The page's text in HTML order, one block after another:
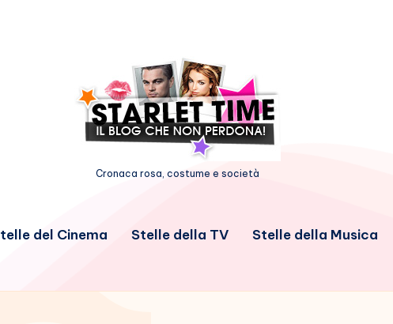
Cronaca rosa, costume e società
del Cinema Stelle della TV Stelle della Musica